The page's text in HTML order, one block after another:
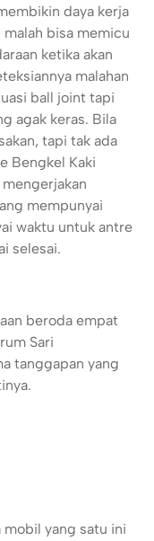
daya kerja
bisa memicu
ketika akan
malahan
ball joint tapi
agak keras. Bila
tapi tak ada
Bengkel Kaki
mempunyai
waktu untuk antre
selesai.
beroda empat
Sari
tanggapan yang
yang satu ini